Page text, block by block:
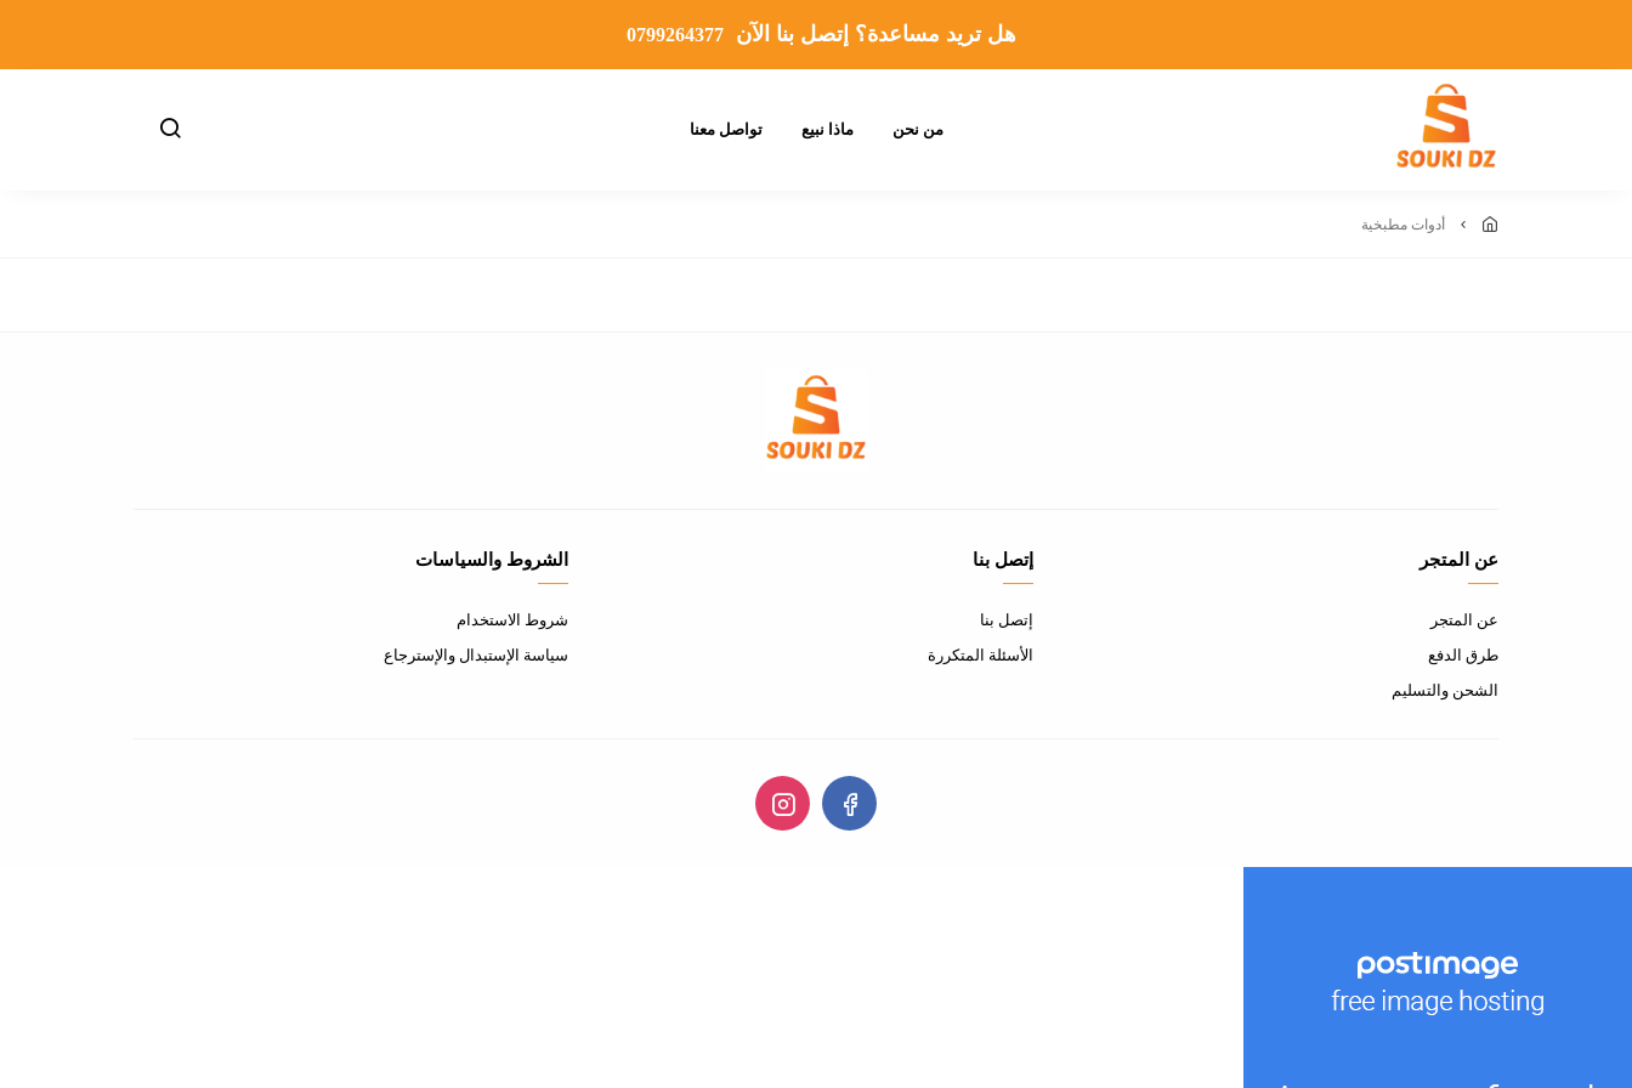
هل تريد مساعدة؟ إتصل بنا الآن0799264377
من نحن ماذا نبيع تواصل معنا
أدوات مطبخية
عن المتجر
عن المتجر
طرق الدفع
الشحن والتسليم
إتصل بنا
إتصل بنا
الأسئلة المتكررة
الشروط والسياسات
شروط الاستخدام
سياسة الإستبدال والإسترجاع